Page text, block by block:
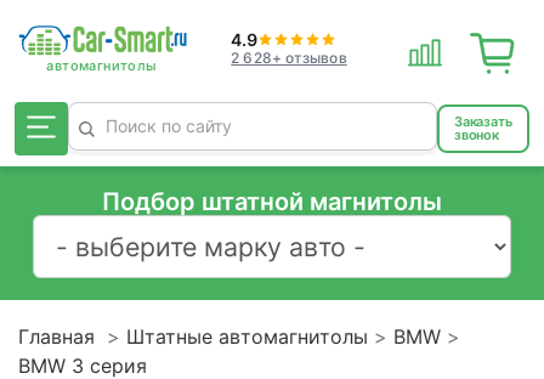
4.9
2 628+ отзывов
Заказать
звонок
Подбор штатной магнитолы
Главная Штатные автомагнитолы
BMW
BMW 3 серия